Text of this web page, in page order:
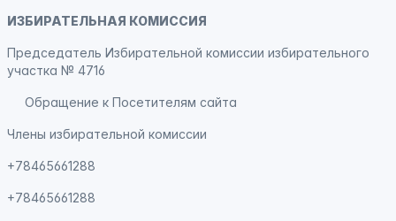
ИЗБИРАТЕЛЬНАЯ КОМИССИЯ
Председатель Избирательной комиссии избирательного
участка № 4716
Обращение к Посетителям сайта
Члены избирательной комиссии
+78465661288
+78465661288